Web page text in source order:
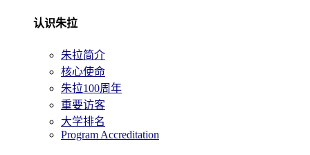
认识朱拉
朱拉简介
核心使命
朱拉100周年
重要访客
大学排名
Program Accreditation